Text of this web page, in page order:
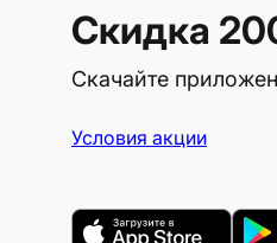
Скидка
Скачайте
Условия акции